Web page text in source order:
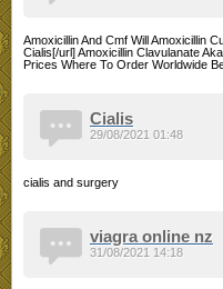
Amoxicillin And Cmf Will Amoxicillin
Cialis[/url] Amoxicillin Clavulanate
Prices Where To Order Worldwide
Cialis
cialis and surgery
29/08/2021 01:48
viagra online nz
31/08/2021 14:18